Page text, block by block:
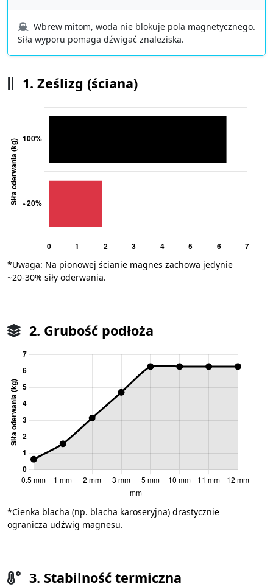
Wbrew mitom, woda nie blokuje pola magnetycznego.
Siła wyporu pomaga dźwigać znaleziska.
1. Ześlizg (ściana)
*Uwaga: Na pionowej ścianie magnes zachowa jedynie
~20-30% siły oderwania.
2. Grubość podłoża
*Cienka blacha (np. blacha karoseryjna) drastycznie
ogranicza udźwig magnesu.
3. Stabilność termiczna